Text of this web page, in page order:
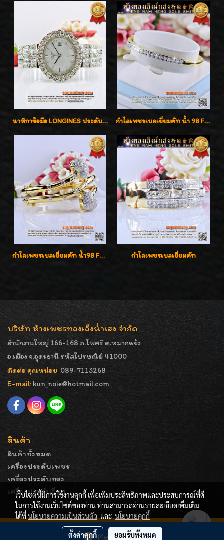
Message Us
นาฬิกาข้อมือ LONGINES ประดับเพชร 5.20 กะรัต ใส่เล่น ใส่ออกงานหรูหราไฮโซค่ะ กำไลเพชรเบลเยี่ยมคัท น้ำ 98 F-Color/VVS เพชร 22 เม็ด น้ำหนักเพชรรวม 1.97 กะรัต ตัวเรือนตัน หนาแข็งแรง เพชรสวย ขาวจั๊ว ทุกเม็ด เล่นไฟ่วิ้งสุดๆค่ะ เปิดราคาโปรโมชั่น ถูกสุดๆค่ะ
กำไลเพชรเบลเยี่ยมคัท น้ำ98 F-Color/VVS น้ำหนักเพชรรวม 3.00 กะรัต สวยไม่ซ้ำใครค่ะ กำไลเพชรเบลเยี่ยมคัท
บริษัท ห้างเพชรทองเอ็งน่ำเฮง จำกัด
สำนักงานใหญ่ 166-168 ถ.โพศรี ต.หมากแข้ง
อ.เมือง จ.อุดรธานี รหัสไปรษณีย์ 41000
ติดต่อ คุณหน่อย 089-7113268
E-mail: kun_noie@hotmail.com
สินค้า
สินค้าทั้งหมด
เครื่องประดับเพชร
เครื่องประดับทอง
เครื่องประดับอื่นๆ
COPYRIGHT - ENGNAMHENG | รูปภาพมีลิขสิทธิ์ ห้ามมิให้
เว็บไซต์นี้มีการใช้งานคุกกี้ เพื่อเพิ่มประสิทธิภาพและประสบการณ์ที่ดี
ในการใช้งานเว็บไซต์ของท่าน ท่านสามารถอ่านรายละเอียดเพิ่มเติม
ได้ที่นโยบายความเป็นส่วนตัว และ นโยบายคุกกี้
ตั้งค่าคุกกี้ ยอมรับทั้งหมด